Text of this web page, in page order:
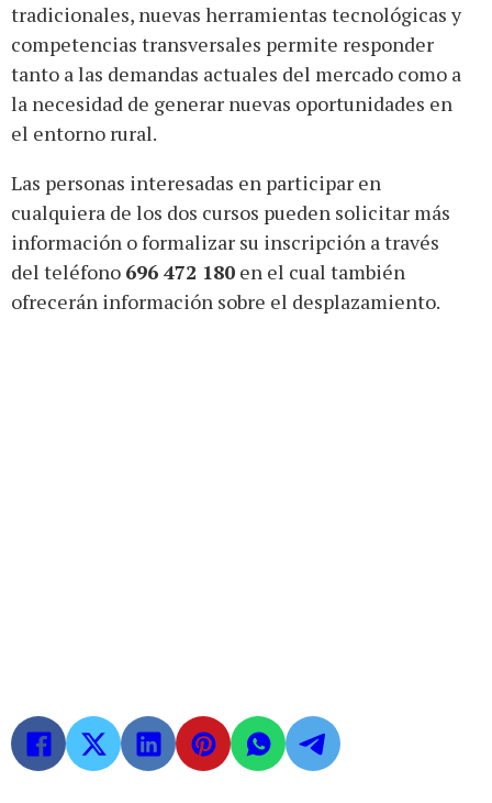
tradicionales, nuevas herramientas tecnológicas y
competencias transversales permite responder
tanto a las demandas actuales del mercado como a
la necesidad de generar nuevas oportunidades en
el entorno rural.
Las personas interesadas en participar en
cualquiera de los dos cursos pueden solicitar más
información o formalizar su inscripción a través
del teléfono 696 472 180 en el cual también
ofrecerán información sobre el desplazamiento.